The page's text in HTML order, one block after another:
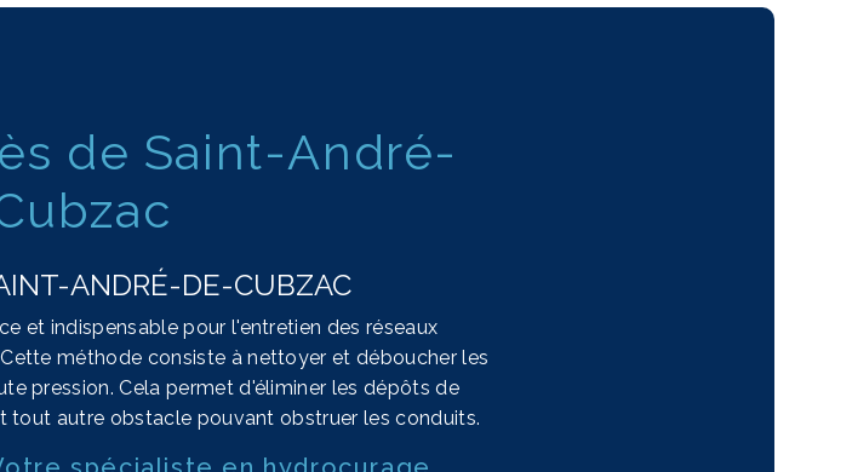
de Saint-André-
ANDRÉ-DE-CUBZAC
et indispensable pour l'entretien des réseaux
méthode consiste à nettoyer et déboucher les
pression. Cela permet d'éliminer les dépôts de
tout autre obstacle pouvant obstruer les conduits.